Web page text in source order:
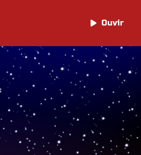
Ouvir
Ouvir